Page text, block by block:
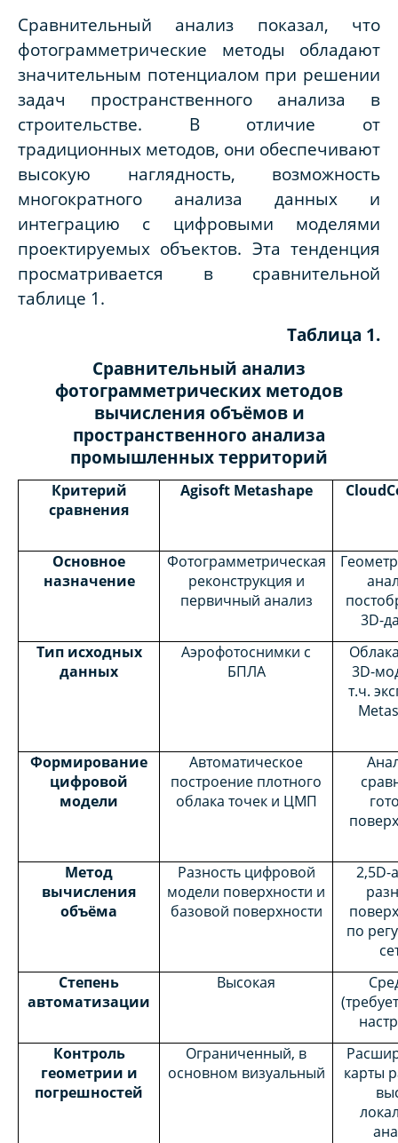
Сравнительный анализ показал, что
фотограмметрические методы обладают
значительным потенциалом при решении
задач пространственного анализа в
строительстве. В отличие от
традиционных методов, они обеспечивают
высокую наглядность, возможность
многократного анализа данных и
интеграцию с цифровыми моделями
проектируемых объектов. Эта тенденция
просматривается в сравнительной
таблице 1.
Таблица 1.
Сравнительный анализ
фотограмметрических методов
вычисления объёмов и
пространственного анализа
промышленных территорий
Критерий
сравнения
Agisoft Metashape
Основное
назначение
Фотограмметрическая
реконструкция и
первичный анализ
3D-
Тип исходных
данных
Аэрофотоснимки с
БПЛА
3D-
т.ч.
Формирование
цифровой
модели
Автоматическое
построение плотного
облака точек и ЦМП
Метод
вычисления
объёма
Разность цифровой
модели поверхности и
базовой поверхности
2,5D-
по
Степень
автоматизации
Высокая
Контроль
геометрии и
погрешностей
Ограниченный, в
основном визуальный
карты